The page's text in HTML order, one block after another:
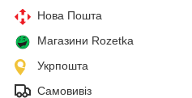
Нова Пошта
Магазини Rozetka
Укрпошта
Самовивіз